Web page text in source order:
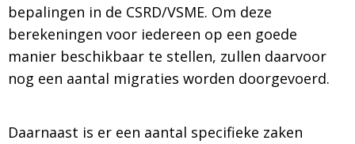
bepalingen in de CSRD/VSME. Om deze
berekeningen voor iedereen op een goede
manier beschikbaar te stellen, zullen daarvoor
nog een aantal migraties worden doorgevoerd.
Daarnaast is er een aantal specifieke zaken